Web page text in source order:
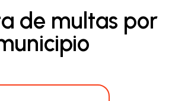
de multas por